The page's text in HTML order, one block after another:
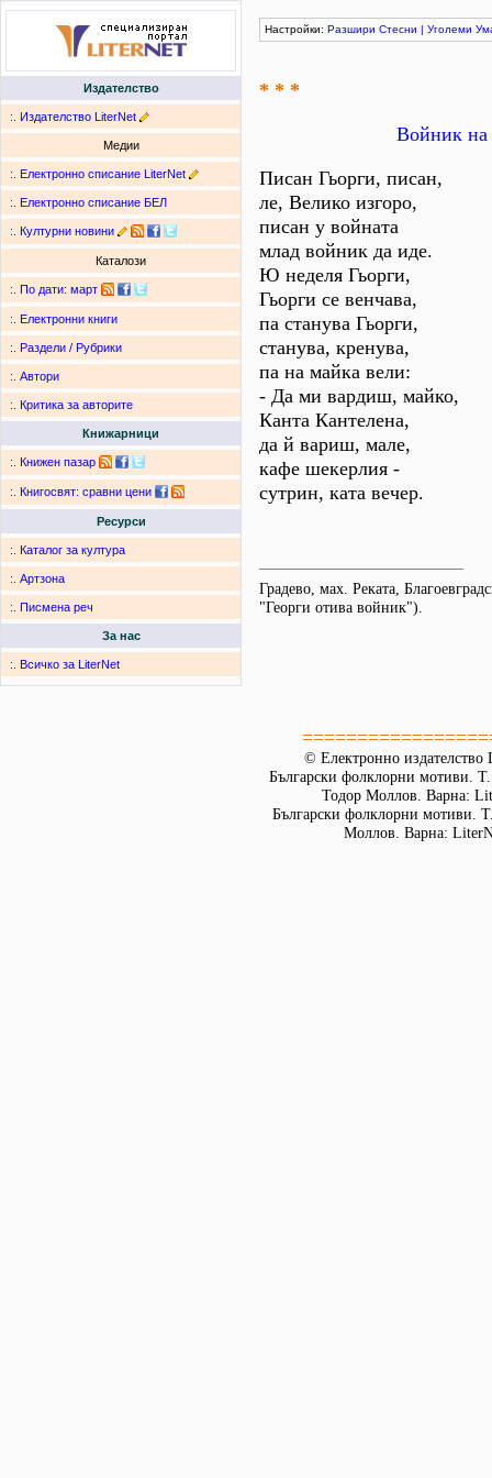
Издателство
:. Издателство LiterNet
Медии
:. Електронно списание LiterNet
:. Електронно списание БЕЛ
:. Културни новини
Каталози
:. По дати: март
:. Електронни книги
:. Раздели / Рубрики
:. Автори
:. Критика за авторите
Книжарници
:. Книжен пазар
:. Книгосвят: сравни цени
Ресурси
:. Каталог за култура
:. Артзона
:. Писмена реч
За нас
:. Всичко за LiterNet
Настройки: Разшири Стесни | Уголеми
* * *
Войник на
Писан Гьорги, писан,
ле, Велико изгоро,
писан у войната
млад войник да иде.
Ю неделя Гьорги,
Гьорги се венчава,
па станува Гьорги,
станува, кренува,
па на майка вели:
- Да ми вардиш, майко,
Канта Кантелена,
да й вариш, мале,
кафе шекерлия -
сутрин, ката вечер.
Градево, мах. Реката,
"Георги отива войник").
© Електронно издателство
Български фолклорни мотиви.
Тодор Моллов. Варна:
Български фолклорни мотиви.
Моллов. Варна: